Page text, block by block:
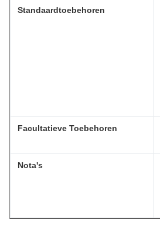
Standaardtoebehoren
Facultatieve Toebehoren
Nota's